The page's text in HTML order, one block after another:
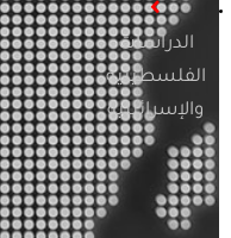
الدراسات
الفلسطينية
والإسرائيلية